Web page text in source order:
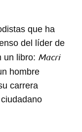
que ha
del líder de
un libro: Macri
hombre
carrera